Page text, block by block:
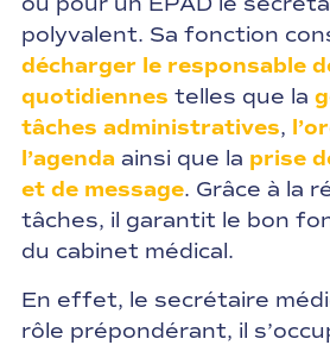
polyvalent. Sa fonction
décharger le responsable
quotidiennes telles que la
tâches administratives,
l’agenda ainsi que la prise
et de message. Grâce à la
tâches, il garantit le bon
du cabinet médical.
En effet, le secrétaire
rôle prépondérant, il